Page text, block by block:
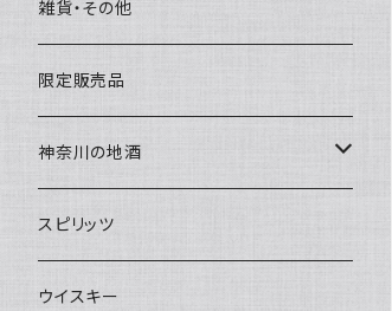
白
雑貨・その他
限定販売品
神奈川の地酒
1800ｍｌ
720ｍｌ
スピリッツ
ウイスキー